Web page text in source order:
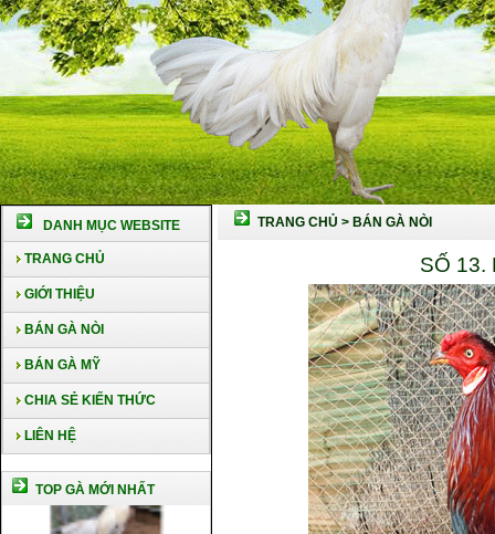
DANH MỤC WEBSITE
TRANG CHỦ
GIỚI THIỆU
BÁN GÀ NÒI
BÁN GÀ MỸ
CHIA SẺ KIẾN THỨC
LIÊN HỆ
TOP GÀ MỚI NHẤT
TRANG CHỦ > BÁN GÀ NÒI
SỐ 13.